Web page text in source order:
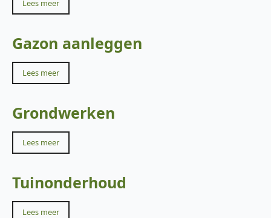
Lees meer
Gazon aanleggen
Lees meer
Grondwerken
Lees meer
Tuinonderhoud
Lees meer